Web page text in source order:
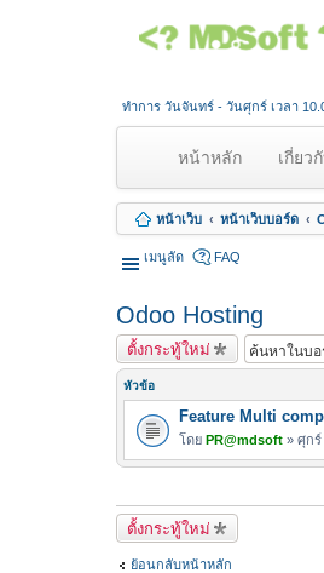
ทำการ วันจันทร์ - วันศุกร์ เวลา
หน้าหลัก(
u
r
t
เกี่ยว
หน้าเว็บ หน้าเว็บบอร์ด
เมนูลัด FAQ
Odoo Hosting
ตั้งกระทู้ใหม่
หัวข้อ
Feature Multi
โดย PR@mdsoft » ศุกร์
ตั้งกระทู้ใหม่
ย้อนกลับหน้าหลัก